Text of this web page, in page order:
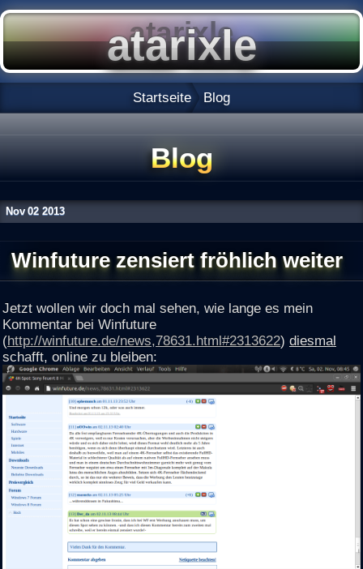
Startseite Blog
Blog
Nov 02 2013
Winfuture zensiert fröhlich weiter
Jetzt wollen wir doch mal sehen, wie lange es mein
Kommentar bei Winfuture
(http://winfuture.de/news,78631.html#2313622) diesmal
schafft, online zu bleiben: